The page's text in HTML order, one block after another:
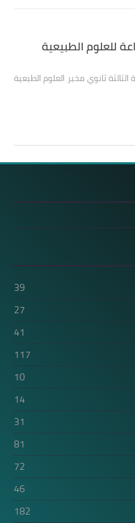
للعلوم الطبيعية
ثانوي مخبر العلوم الطبعية
39
27
41
117
10
14
31
81
72
46
182